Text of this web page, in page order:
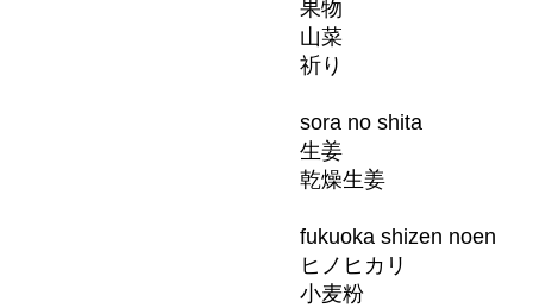
果物
山菜
祈り
sora no shita
生姜
乾燥生姜
fukuoka shizen noen
ヒノヒカリ
小麦粉